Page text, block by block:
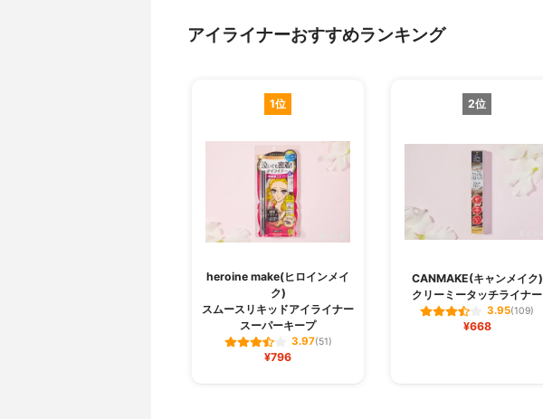
アイライナーおすすめランキング
1位
heroine make(ヒロインメイ
ク)
スムースリキッドアイライナー
スーパーキープ
3.97(51)
¥796
2位
CANMAKE(キャンメイク)
クリーミータッチライナー
3.95(109)
¥668